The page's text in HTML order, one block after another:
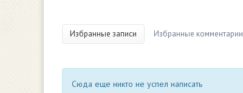
Избранные записи Избранные комментарии
Сюда еще никто не успел написать